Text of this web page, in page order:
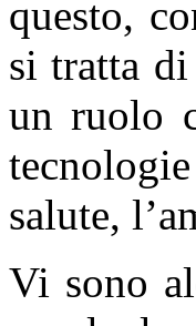
questo,
si tratta di
un ruolo
salute,
Vi sono